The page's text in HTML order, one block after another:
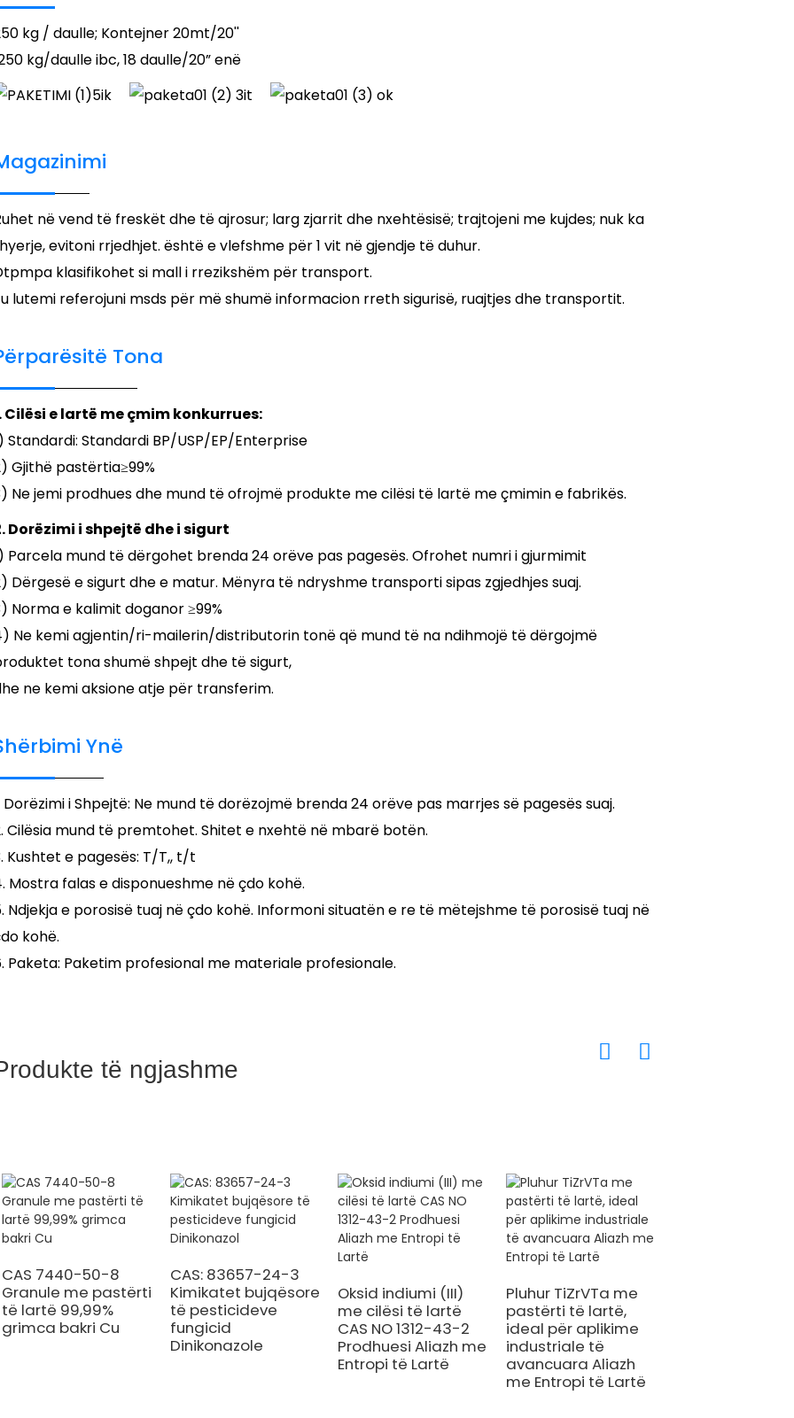
kg / daulle; Kontejner 20mt/20''
kg/daulle ibc, 18 daulle/20” enë
në vend të freskët dhe të ajrosur; larg zjarrit dhe nxehtësisë; trajtojeni me kujdes; nuk ka
evitoni rrjedhjet. është e vlefshme për 1 vit në gjendje të duhur.
klasifikohet si mall i rrezikshëm për transport.
lutemi referojuni msds për më shumë informacion rreth sigurisë, ruajtjes dhe transportit.
Tona
Cilësi e lartë me çmim konkurrues:
Standardi: Standardi BP/USP/EP/Enterprise
Gjithë pastërtia≥99%
Ne jemi prodhues dhe mund të ofrojmë produkte me cilësi të lartë me çmimin e fabrikës.
Dorëzimi i shpejtë dhe i sigurt
Parcela mund të dërgohet brenda 24 orëve pas pagesës. Ofrohet numri i gjurmimit
Dërgesë e sigurt dhe e matur. Mënyra të ndryshme transporti sipas zgjedhjes suaj.
Norma e kalimit doganor ≥99%
Ne kemi agjentin/ri-mailerin/distributorin tonë që mund të na ndihmojë të dërgojmë
tona shumë shpejt dhe të sigurt,
ne kemi aksione atje për transferim.
Ynë
Dorëzimi i Shpejtë: Ne mund të dorëzojmë brenda 24 orëve pas marrjes së pagesës suaj.
Cilësia mund të premtohet. Shitet e nxehtë në mbarë botën.
Kushtet e pagesës: T/T,, t/t
Mostra falas e disponueshme në çdo kohë.
Ndjekja e porosisë tuaj në çdo kohë. Informoni situatën e re të mëtejshme të porosisë tuaj në
kohë.
Paketa: Paketim profesional me materiale profesionale.
të ngjashme
CAS 7440-50-8
Granule me pastërti
të lartë 99,99%
grimca bakri Cu
CAS: 83657-24-3
Kimikatet bujqësore
të pesticideve
fungicid
Dinikonazole
Oksid indiumi (III)
me cilësi të lartë
CAS NO 1312-43-2
Prodhuesi Aliazh me
Entropi të Lartë
Pluhur TiZrVTa me
pastërti të lartë,
ideal për aplikime
industriale të
avancuara Aliazh
me Entropi të Lartë